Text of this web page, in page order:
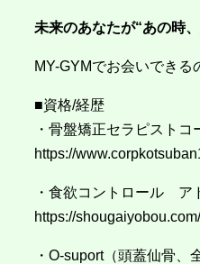
未来のあなたが“あの時
MY-GYMでお会いできる
■資格/経歴
・骨盤矯正セラピスト
https://
・食欲コントロール ア
https://
・O-suport（頭蓋仙骨、